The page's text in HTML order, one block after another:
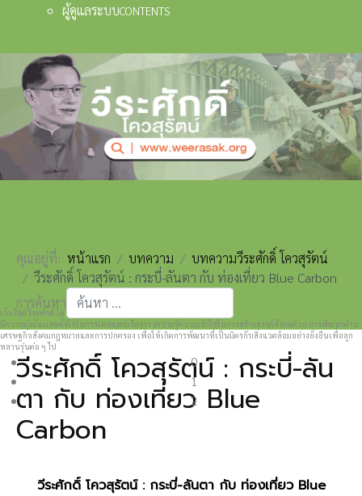
ผู้ดูแลระบบCONTENTS
เว็บไซต์วีระศักดิ์ โควสุรัตน์ www.weerasak.org
มีความมุ่งมั่นเเละตั้งใจในการเผยแพร่เรื่องราวความรู้ความเข้าใจในการสร้างสรรค์สังคมด้วย การพัฒนาด้าน
เศรษฐกิจสังคมกฎหมายและการปกครอง เพื่อให้เกิดการพัฒนาที่เป็นมิตรกับสิ่งแวดล้อมอย่างยั่งยืนเพื่อลูก
หลานรุ่นต่อ ๆ ไป
0
1
2
คุณอยู่ที่: หน้าแรก บทความ
บทความวีระศักดิ์ โควสุรัตน์
วีระศักดิ์ โควสุรัตน์ : กระบี่-ลันตา กับ ท่องเที่ยว Blue Carbon
การค้นหา
Type 2 or more characters for results.
วีระศักดิ์ โควสุรัตน์ : กระบี่-ลัน
ตา กับ ท่องเที่ยว Blue
Carbon
วีระศักดิ์ โควสุรัตน์ : กระบี่-ลันตา กับ ท่องเที่ยว Blue